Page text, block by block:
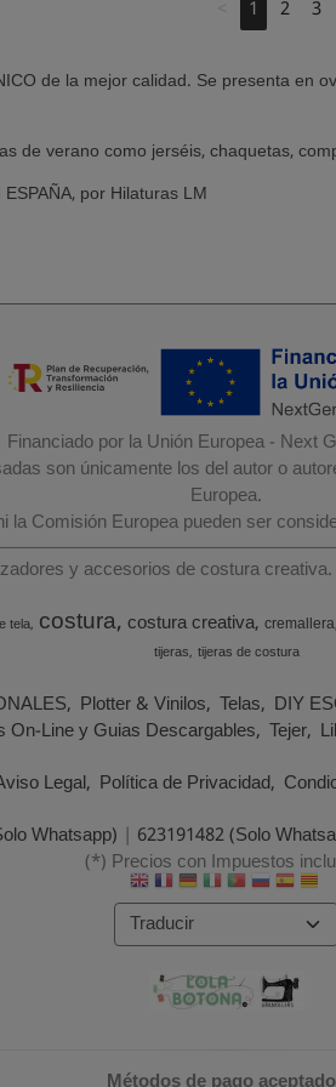
1 2 3
de la mejor calidad. Se presenta en
de verano como jerséis, chaquetas,
ESPAÑA, por Hilaturas LM
Financiado por la Unión Europea - Next
son únicamente los del autor o
Europea.
la Comisión Europea pueden ser
y accesorios de costura
tela costura costura creativa cremallera
tijeras tijeras de costura
Plotter & Vinilos Telas DIY
On-Line y Guias Descargables Tejer
Legal Política de Privacidad
Whatsapp) | 623191482 (Solo
(*) Precios con Impuestos